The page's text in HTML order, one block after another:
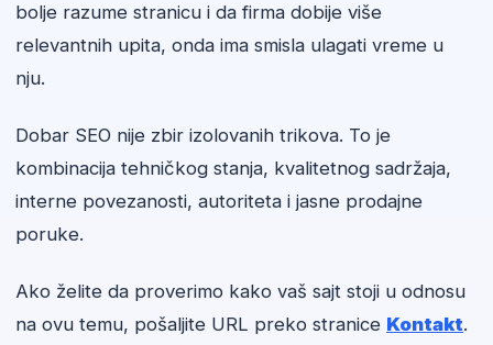
bolje razume stranicu i da firma dobije više
relevantnih upita, onda ima smisla ulagati vreme u
nju.
Dobar SEO nije zbir izolovanih trikova. To je
kombinacija tehničkog stanja, kvalitetnog sadržaja,
interne povezanosti, autoriteta i jasne prodajne
poruke.
Ako želite da proverimo kako vaš sajt stoji u odnosu
na ovu temu, pošaljite URL preko stranice Kontakt.